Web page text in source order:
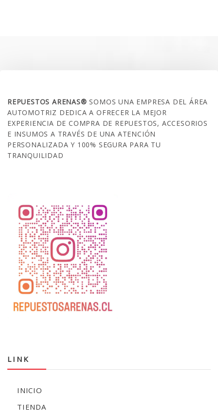
REPUESTOS ARENAS®SOMOS UNA EMPRESA DEL ÁREA
AUTOMOTRIZ DEDICA A OFRECER LA MEJOR
EXPERIENCIA DE COMPRA DE REPUESTOS, ACCESORIOS
E INSUMOS A TRAVÉS DE UNA ATENCIÓN
PERSONALIZADA Y 100% SEGURA PARA TU
TRANQUILIDAD
LINK
INICIO
TIENDA